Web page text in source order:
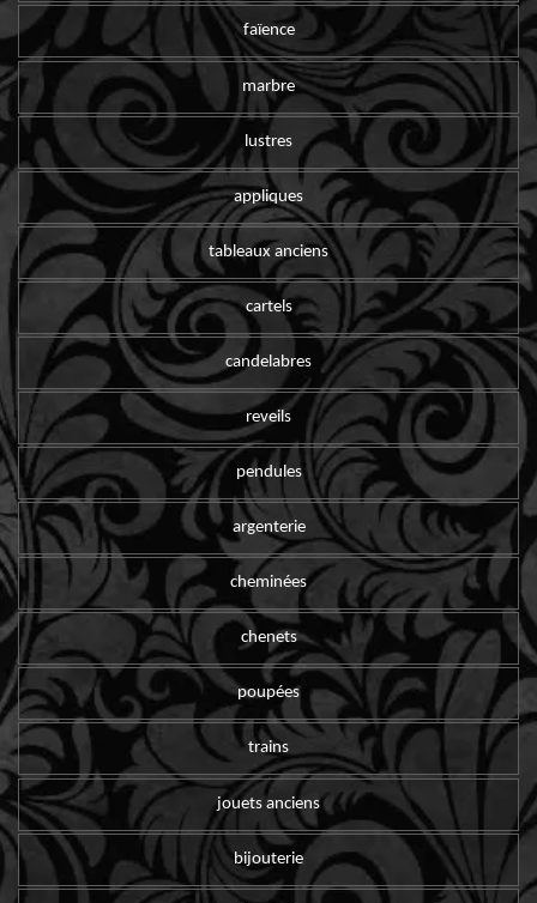
faïence
marbre
lustres
appliques
tableaux anciens
cartels
candelabres
reveils
pendules
argenterie
cheminées
chenets
poupées
trains
jouets anciens
bijouterie